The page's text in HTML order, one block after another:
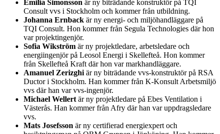
Emilia Simonsson är ny biträdande konstruktör på TQI
Consult vvs i Stockholm och kommer från utbildning.
Johanna Ernback är ny energi- och miljöhandläggare på
TQI Consult. Hon kommer från Segula Technologies där hon
var projektingenjör.
Sofia Wikström är ny projektledare, arbetsledare och
energiingenjör på Leosol Energi i Skellefteå. Hon kommer
från Skellefteå Kraft där hon var markhandläggare.
Amanuel Zerizghi är ny biträdande vvs-konstruktör på RSA
Ductor i Stockholm. Han kommer från K-Konsult Arbetsmiljö
vvs där han var vvs-ingenjör.
Michael Wellert är ny projektledare på Ebes Ventilation i
Västerås. Han kommer från Afry där han var uppdragsledare
vvs.
Mats Josefsson är ny certifierad energiexpert och